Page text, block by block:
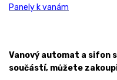
Panely k vanám
Vanový automat a sifon
součástí, můžete